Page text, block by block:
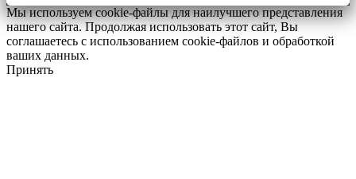
Мы используем cookie-файлы для наилучшего представления
нашего сайта. Продолжая использовать этот сайт, Вы
соглашаетесь с использованием cookie-файлов и обработкой
ваших данных.
Принять